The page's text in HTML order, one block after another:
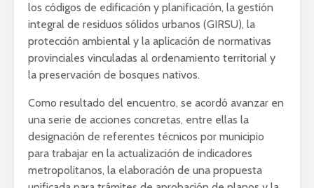
los códigos de edificación y planificación, la gestión
integral de residuos sólidos urbanos (GIRSU), la
protección ambiental y la aplicación de normativas
provinciales vinculadas al ordenamiento territorial y
la preservación de bosques nativos.
Como resultado del encuentro, se acordó avanzar en
una serie de acciones concretas, entre ellas la
designación de referentes técnicos por municipio
para trabajar en la actualización de indicadores
metropolitanos, la elaboración de una propuesta